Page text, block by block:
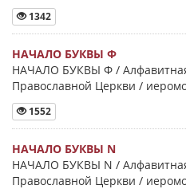
1342
НАЧАЛО БУКВЫ Φ
НАЧАЛО БУКВЫ Φ /
Православной Церкви /
1552
НАЧАЛО БУКВЫ Ν
НАЧАЛО БУКВЫ Ν /
Православной Церкви /